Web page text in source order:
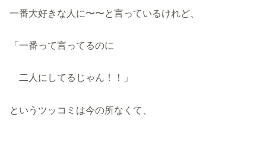
一番大好きな人に〜〜と言っているけれど、
「一番って言ってるのに
二人にしてるじゃん！！」
というツッコミは今の所なくて、